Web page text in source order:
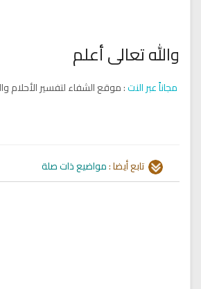
والله تعالى أعلم
مجاناً عبر النت: موقع الشفاء لتفسير الأحلام
تابع أيضا :مواضيع ذات صلة